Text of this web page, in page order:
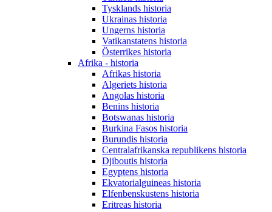
Tysklands historia
Ukrainas historia
Ungerns historia
Vatikanstatens historia
Österrikes historia
Afrika - historia
Afrikas historia
Algeriets historia
Angolas historia
Benins historia
Botswanas historia
Burkina Fasos historia
Burundis historia
Centralafrikanska republikens historia
Djiboutis historia
Egyptens historia
Ekvatorialguineas historia
Elfenbenskustens historia
Eritreas historia